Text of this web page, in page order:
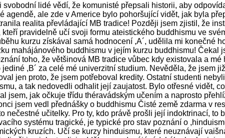
svobodní lidé vědí, že komunisté přepsali historii, aby
agendě, ale zde v Americe bylo pohoršující vidět, jak byla
realita převládající MB tradice! Později jsem zjistil, že
kteří pravidelně učí svoji formu ateistického buddhismu ve
kurzu získával samá hodnocení ,A´, udělila mi konečné
mahájánového buddhismu v jejím kurzu buddhismu! Čekal
toho, že většinová MB tradice vůbec kdy existovala a
jediné ,B´ za celé mé univerzitní studium. Nevěděla, že jsem
jen proto, že jsem potřeboval kredity. Ostatní studenti
a tak nedovedli odhalit její zaujatost. Bylo otřesné vidět,
jsem, jak očkuje třídu théravádským učením a naprosto
jsem vedl přednášky o buddhismu Čisté země zdarma v
nečestné učitelky. Pro ty, kdo právě prošli její indoktrinací, to
systému tragické, je typické pro stav poznání o
kruzích. Učí se kurzy hinduismu, které neuznávají